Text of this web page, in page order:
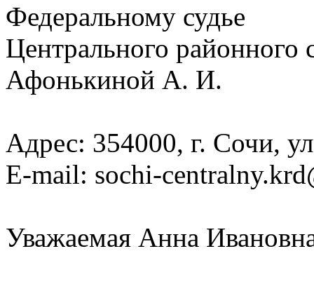
Федеральному судье
Центрального районного
Афонькиной А. И.
Адрес: 354000, г. Сочи,
E-mail: sochi-
Уважаемая Анна